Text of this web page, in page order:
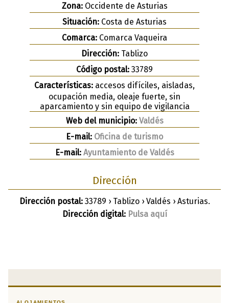
Zona:Occidente de Asturias
Situación: Costa de Asturias
Comarca: Comarca Vaqueira
Dirección: Tablizo
Código postal: 33789
Características: accesos difíciles, aisladas,
ocupación media, oleaje fuerte, sin
aparcamiento y sin equipo de vigilancia
Web del municipio: Valdés
E-mail: Oficina de turismo
E-mail: Ayuntamiento de Valdés
Dirección
Dirección postal:33789 › Tablizo › Valdés › Asturias.
Dirección digital: Pulsa aquí